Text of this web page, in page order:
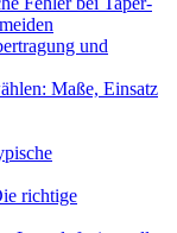
und
Maße, Einsatz
richtige